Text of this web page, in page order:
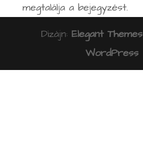
megtalálja a bejegyzést.
Dizájn:Elegant Themes
WordPress